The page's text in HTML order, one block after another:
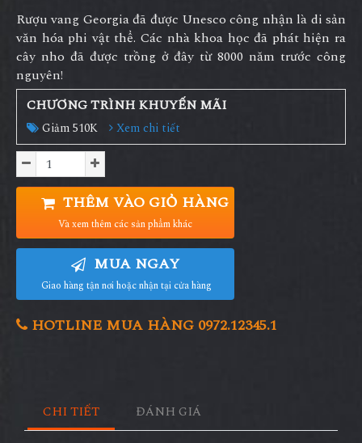
Rượu vang Georgia đã được Unesco công nhận là di sản
văn hóa phi vật thể. Các nhà khoa học đã phát hiện ra
cây nho đã được trồng ở đây từ 8000 năm trước công
nguyên!
CHƯƠNG TRÌNH KHUYẾN MÃI
Giảm 510K Xem chi tiết
THÊM VÀO GIỎ HÀNG
Và xem thêm các sản phẩm khác
MUA NGAY
Giao hàng tận nơi hoặc nhận tại cửa hàng
HOTLINE MUA HÀNG 0972.12345.1
CHI TIẾT ĐÁNH GIÁ